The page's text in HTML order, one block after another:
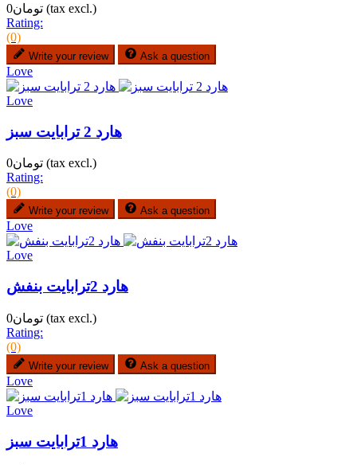
تومان0 (tax excl.)
Rating:
(0)
Write your review Ask a question
Love
Love
هارد 2 ترابایت سبز
تومان0 (tax excl.)
Rating:
(0)
Write your review Ask a question
Love
Love
هارد 2ترابایت بنفش
تومان0 (tax excl.)
Rating:
(0)
Write your review Ask a question
Love
Love
هارد 1ترابایت سبز